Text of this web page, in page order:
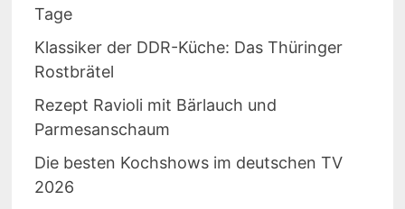
Tage
Klassiker der DDR-Küche: Das Thüringer
Rostbrätel
Rezept Ravioli mit Bärlauch und
Parmesanschaum
Die besten Kochshows im deutschen TV
2026